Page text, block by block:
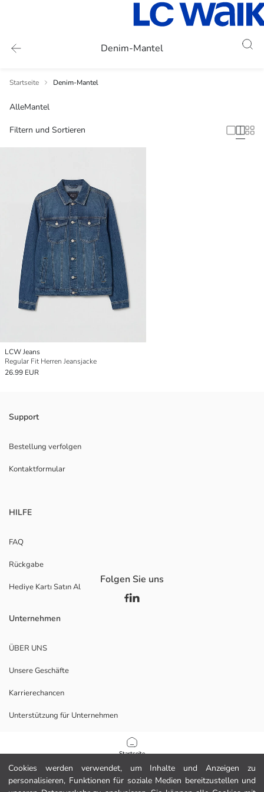
Cookies werden verwendet, um Inhalte und Anzeigen zu
personalisieren, Funktionen für soziale Medien bereitzustellen und
Denim-Mantel
Startseite
Kategorien
Startseite Denim-Mantel
AlleMantel
Filtern und Sortieren
LCW Jeans
Regular Fit Herren Jeansjacke
26.99 EUR
Support
Bestellung verfolgen
Kontaktformular
HILFE
FAQ
Rückgabe
Hediye Kartı Satın Al
Unternehmen
ÜBER UNS
Unsere Geschäfte
Karrierechancen
Unterstützung für Unternehmen
Datenschutzerklärung und Sicherheitspolitik
Folgen Sie uns